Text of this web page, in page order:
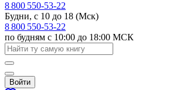
8 800 550-53-22
Будни, с 10 до 18 (Мск)
8 800 550-53-22
по будням с 10:00 до 18:00 МСК
Войти